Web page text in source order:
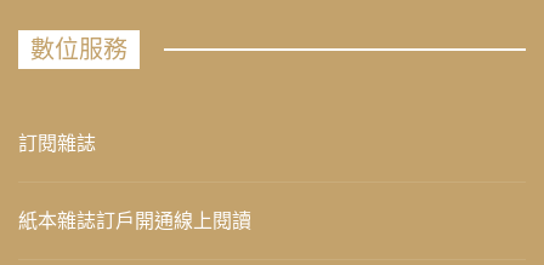
數位服務
訂閱雜誌
紙本雜誌訂戶開通線上閱讀